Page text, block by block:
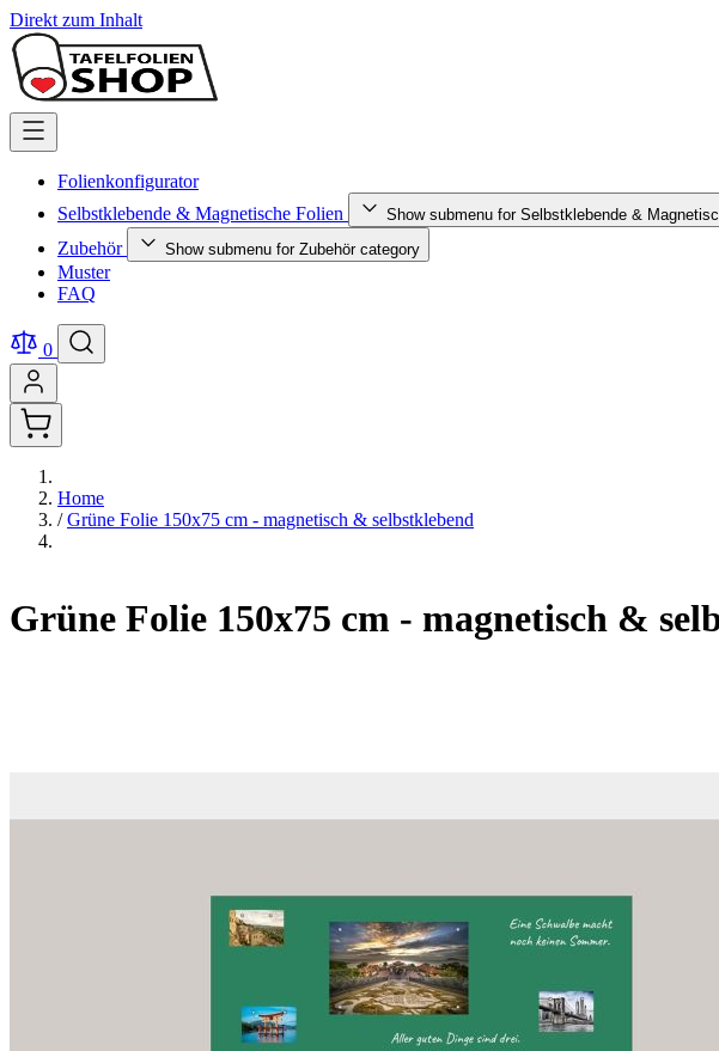
Direkt zum Inhalt
Folienkonfigurator
Selbstklebende & Magnetische Folien
Show submenu for Selbstklebende &
Zubehör Show submenu for Zubehör category
Muster
FAQ
0
Home
/ Grüne Folie 150x75 cm - magnetisch & selbstklebend
Grüne Folie 150x75 cm - magnetisch &